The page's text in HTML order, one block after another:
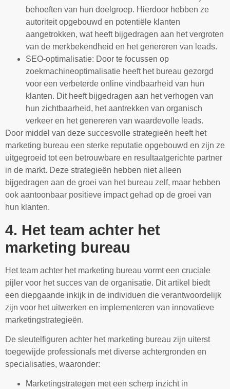
behoeften van hun doelgroep. Hierdoor hebben ze
autoriteit opgebouwd en potentiële klanten
aangetrokken, wat heeft bijgedragen aan het vergroten
van de merkbekendheid en het genereren van leads.
SEO-optimalisatie: Door te focussen op
zoekmachineoptimalisatie heeft het bureau gezorgd
voor een verbeterde online vindbaarheid van hun
klanten. Dit heeft bijgedragen aan het verhogen van
hun zichtbaarheid, het aantrekken van organisch
verkeer en het genereren van waardevolle leads.
Door middel van deze succesvolle strategieën heeft het
marketing bureau een sterke reputatie opgebouwd en zijn ze
uitgegroeid tot een betrouwbare en resultaatgerichte partner
in de markt. Deze strategieën hebben niet alleen
bijgedragen aan de groei van het bureau zelf, maar hebben
ook aantoonbaar positieve impact gehad op de groei van
hun klanten.
4. Het team achter het
marketing bureau
Het team achter het marketing bureau vormt een cruciale
pijler voor het succes van de organisatie. Dit artikel biedt
een diepgaande inkijk in de individuen die verantwoordelijk
zijn voor het uitwerken en implementeren van innovatieve
marketingstrategieën.
De sleutelfiguren achter het marketing bureau zijn uiterst
toegewijde professionals met diverse achtergronden en
specialisaties, waaronder:
Marketingstrategen met een scherp inzicht in